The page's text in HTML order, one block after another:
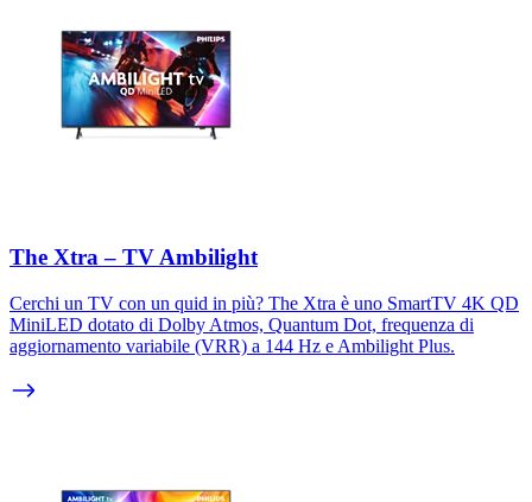
The Xtra – TV Ambilight
Cerchi un TV con un quid in più? The Xtra è uno SmartTV 4K QD
MiniLED dotato di Dolby Atmos, Quantum Dot, frequenza di
aggiornamento variabile (VRR) a 144 Hz e Ambilight Plus.